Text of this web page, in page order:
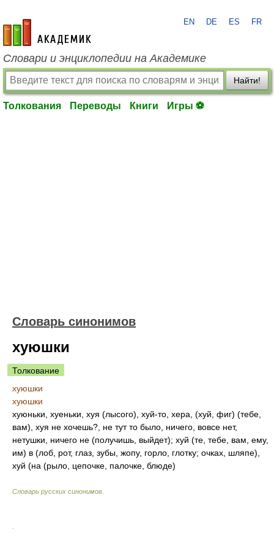
academic.ru
EN DE ES FR
Словари и энциклопедии на Академике
Найти!
Толкования Переводы Книги Игры ⚽
Словарь синонимов
хуюшки
Толкование
хуюшки
хуюшки
хуюньки, хуеньки, хуя (лысого), хуй-то, хера, (хуй, фиг) (тебе,
вам), хуя не хочешь?, не тут то было, ничего, вовсе нет,
нетушки, ничего не (получишь, выйдет); хуй (те, тебе, вам, ему,
им) в (лоб, рот, глаз, зубы, жопу, горло, глотку; очках, шляпе),
хуй (на (рыло, цепочке, палочке, блюде)
Словарь русских синонимов